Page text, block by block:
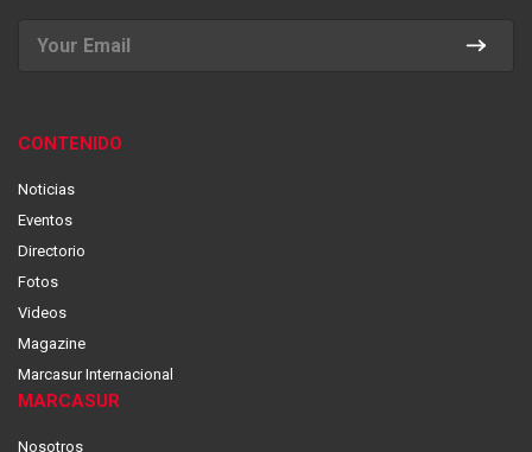
CONTENIDO
Noticias
Eventos
Directorio
Fotos
Videos
Magazine
Marcasur Internacional
MARCASUR
Nosotros